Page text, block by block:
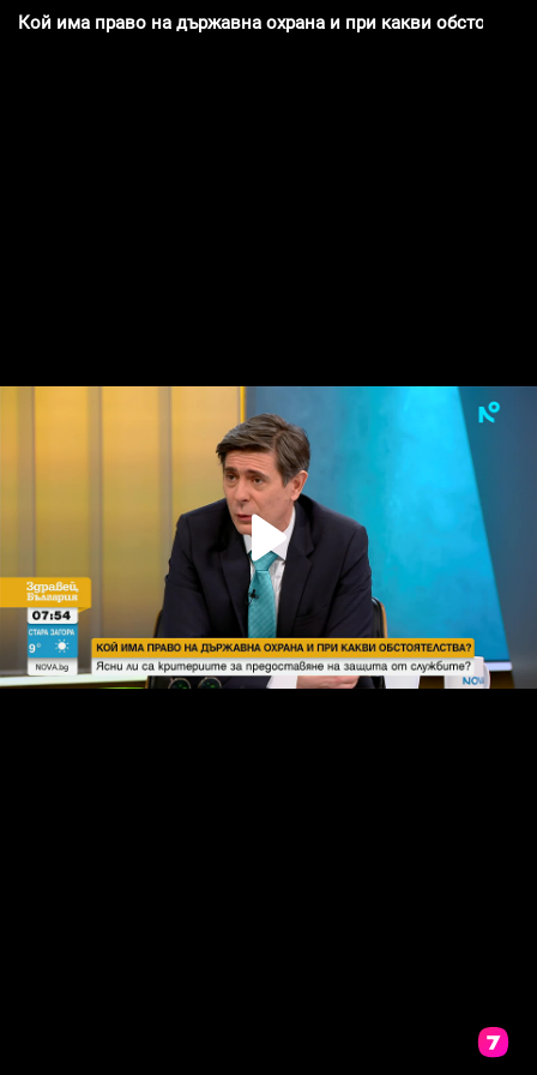
Кой има право на държавна охрана и при какви